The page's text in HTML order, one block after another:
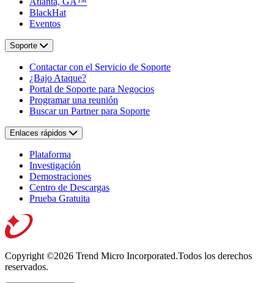
BlackHat
Eventos
Soporte
Contactar con el Servicio de Soporte
¿Bajo Ataque?
Portal de Soporte para Negocios
Programar una reunión
Buscar un Partner para Soporte
Enlaces rápidos
Plataforma
Investigación
Demostraciones
Centro de Descargas
Prueba Gratuita
Copyright ©2026 Trend Micro Incorporated.Todos los derechos
reservados.